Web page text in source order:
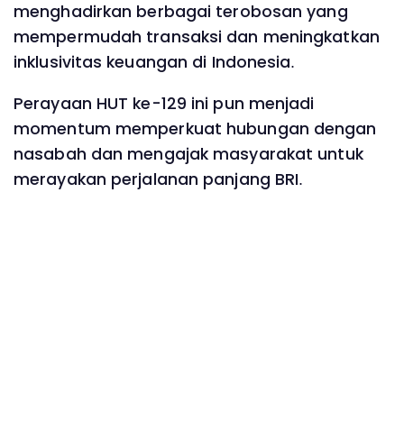
menghadirkan berbagai terobosan yang
mempermudah transaksi dan meningkatkan
inklusivitas keuangan di Indonesia.
Perayaan HUT ke-129 ini pun menjadi
momentum memperkuat hubungan dengan
nasabah dan mengajak masyarakat untuk
merayakan perjalanan panjang BRI.